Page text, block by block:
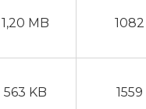
1,20 MB 1082
563 KB 1559